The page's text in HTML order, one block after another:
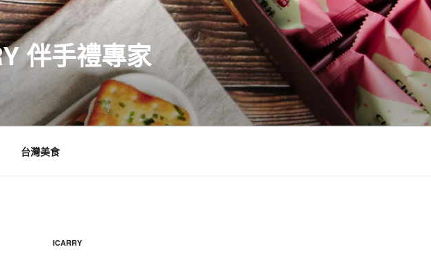
伴手禮專家
台灣美食
ICARRY